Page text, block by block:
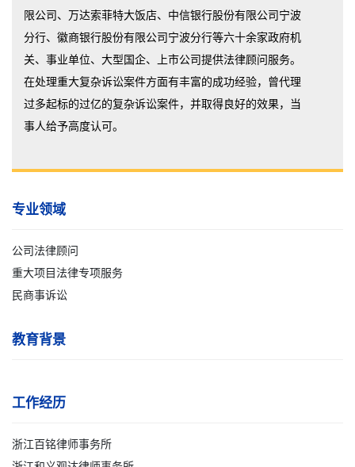
限公司、万达索菲特大饭店、中信银行股份有限公司宁波
分行、徽商银行股份有限公司宁波分行等六十余家政府机
关、事业单位、大型国企、上市公司提供法律顾问服务。
在处理重大复杂诉讼案件方面有丰富的成功经验，曾代理
过多起标的过亿的复杂诉讼案件，并取得良好的效果，当
事人给予高度认可。
专业领域
公司法律顾问
重大项目法律专项服务
民商事诉讼
教育背景
工作经历
浙江百铭律师事务所